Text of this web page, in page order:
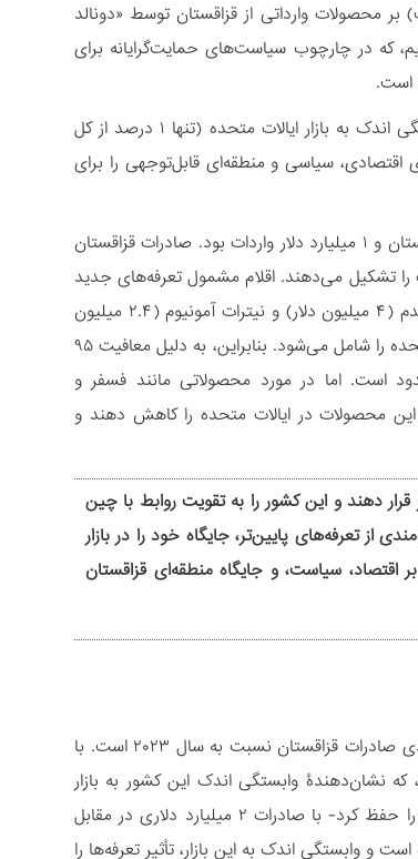
درصد که سپس به 25 درصد کاهش یافت) بر محصولات وارداتی از قزاقستان توسط «دونالد
اجرایی شد. این تصمیم، که در چارچوب سیاست‌های حمایت‌گرایانه برای
قزاقستان کشوری غنی از منابع طبیعی و یکی از اقتصادهای کلیدی آسیای مرکزی، به دلیل وابستگی اندک به بازار ایالات متحده (تنها ۱ درصد از کل
اقتصادی، سیاسی و منطقه‌ای قابل‌توجهی را برای
بر اساس آمار سال ۲۰۲۴، تجارت بین قزاقستان و ایالات متحده شامل ۲ میلیارد دلار صادرات قزاقستان و ۱ میلیارد دلار واردات بود. صادرات قزاقستان
آلیاژهای آهن، و نقره است که ۹۲ درصد از کل صادرات را تشکیل می‌دهند. اقلام مشمول تعرفه‌های جدید
شامل فسفر (۱۵.۹ میلیون دلار)، فروسیلیسیم (۱۲.۷ میلیون دلار)، لنز (۴.۱ میلیون دلار)، گلوتن گندم (۴ میلیون دلار) و نیترات آمونیوم (۲.۴ میلیون
دلار) است که در مجموع ۹۵.۲ میلیون دلار یا کمتر از ۵ درصد از کل صادرات قزاقستان به ایالات متحده را شامل می‌شود. بنابراین، به دلیل معافیت ۹۵
است. اما در مورد محصولاتی مانند فسفر و
این محصولات در ایالات متحده را کاهش دهند و
قرار دهند و این کشور را به تقویت روابط با چین
تعرفه‌های پایین‌تر، جایگاه خود را در بازار
اقتصاد، سیاست، و جایگاه منطقه‌ای قزاقستان
در سال ۲۰۲۴، گردش مالی تجارت بین قزاقستان و ایالات متحده نشان‌دهندۀ افزایش ۳۰.۶ درصدی صادرات قزاقستان نسبت به سال ۲۰۲۳ است. با
تشکیل می‌دهد، که نشان‌دهندۀ وابستگی اندک این کشور به بازار
آمریکا است. قزاقستان برای دهمین سال متوالی در سال ۲۰۲۴ نیز مازاد تجاری با ایالات متحده را حفظ کرد- با صادرات ۲ میلیارد دلاری در مقابل
است و وابستگی اندک به این بازار، تأثیر تعرفه‌ها را